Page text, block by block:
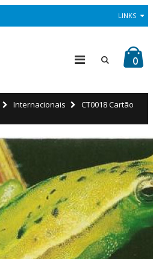
LINKS
0
Internacionais CT0018 Cartão